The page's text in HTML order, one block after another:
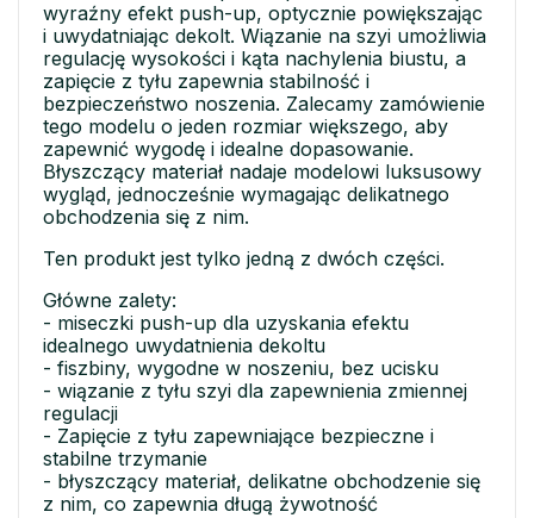
wyraźny efekt push-up, optycznie powiększając
i uwydatniając dekolt. Wiązanie na szyi umożliwia
regulację wysokości i kąta nachylenia biustu, a
zapięcie z tyłu zapewnia stabilność i
bezpieczeństwo noszenia. Zalecamy zamówienie
tego modelu o jeden rozmiar większego, aby
zapewnić wygodę i idealne dopasowanie.
Błyszczący materiał nadaje modelowi luksusowy
wygląd, jednocześnie wymagając delikatnego
obchodzenia się z nim.
Ten produkt jest tylko jedną z dwóch części.
Główne zalety:
- miseczki push-up dla uzyskania efektu
idealnego uwydatnienia dekoltu
- fiszbiny, wygodne w noszeniu, bez ucisku
- wiązanie z tyłu szyi dla zapewnienia zmiennej
regulacji
- Zapięcie z tyłu zapewniające bezpieczne i
stabilne trzymanie
- błyszczący materiał, delikatne obchodzenie się
z nim, co zapewnia długą żywotność